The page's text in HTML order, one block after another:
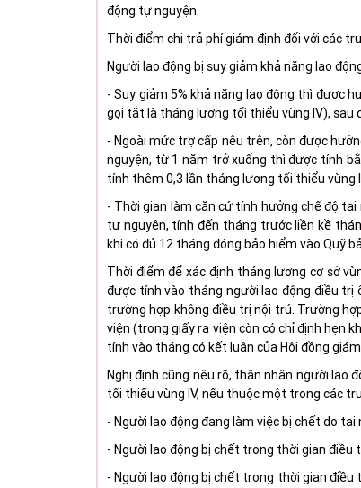
động tự nguyện.
Thời điểm chi trả phí giám định đối với các
Người lao động bị suy giảm khả năng lao
-Suy giảm 5% khả năng lao động thì được
gọi tắt là tháng lương tối thiểu vùng IV), sau
- Ngoài mức trợ cấp nêu trên, còn được
nguyện, từ 1 năm trở xuống thì được tính
tính thêm 0,3 lần tháng lương tối thiểu vùng
- Thời gian làm căn cứ tính hưởng chế độ
tự nguyện, tính đến tháng trước liền kề
khi có đủ 12 tháng đóng bảo hiểm vào Quỹ
Thời điểm để xác định tháng lương cơ sở
được tính vào tháng người lao động điều trị
trường hợp không điều trị nội trú. Trường
viện (trong giấy ra viện còn có chỉ định hẹn
tính vào tháng có kết luận của Hội đồng giám
Nghị định cũng nêu rõ, thân nhân người lao
tối thiếu vùng IV, nếu thuộc một trong các
- Người lao động đang làm việc bị chết do tai
- Người lao động bị chết trong thời gian điều
- Người lao động bị chết trong thời gian